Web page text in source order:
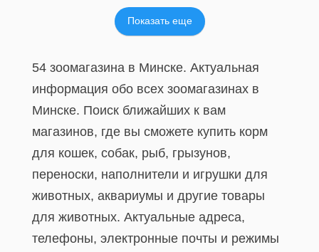
Показать еще
54 зоомагазина в Минске. Актуальная
информация обо всех зоомагазинах в
Минске. Поиск ближайших к вам
магазинов, где вы сможете купить корм
для кошек, собак, рыб, грызунов,
переноски, наполнители и игрушки для
животных, аквариумы и другие товары
для животных. Актуальные адреса,
телефоны, электронные почты и режимы